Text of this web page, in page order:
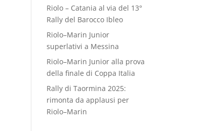
Riolo – Catania al via del 13°
Rally del Barocco Ibleo
Riolo–Marin Junior
superlativi a Messina
Riolo–Marin Junior alla prova
della finale di Coppa Italia
Rally di Taormina 2025:
rimonta da applausi per
Riolo–Marin